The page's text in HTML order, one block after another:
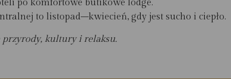
po komfortowe butikowe lodge.
to listopad–kwiecień, gdy jest sucho i ciepło.
przyrody, kultury i relaksu.